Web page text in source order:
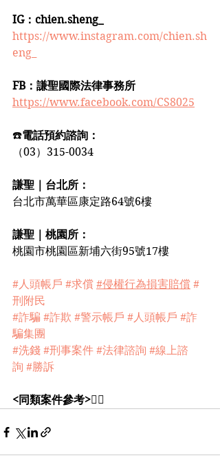
IG：chien.sheng_
https://www.instagram.com/chien.sh
eng_
FB：謙聖國際法律事務所
https://www.facebook.com/CS8025
☎️電話預約諮詢：
（03）315-0034
謙聖｜台北所：
台北市萬華區康定路64號6樓
謙聖｜桃園所：
桃園市桃園區新埔六街95號17樓️️
#人頭帳戶 #求償 #侵權行為損害賠償 #
刑附民
#詐騙 #詐欺 #警示帳戶 #人頭帳戶 #詐
騙集團
#洗錢 #刑事案件 #法律諮詢 #線上諮
詢 #勝訴
<同類案件參考>👇🏻